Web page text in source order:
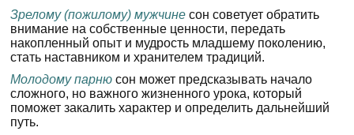
Зрелому (пожилому) мужчине сон советует обратить
внимание на собственные ценности, передать
накопленный опыт и мудрость младшему поколению,
стать наставником и хранителем традиций.
Молодому парню сон может предсказывать начало
сложного, но важного жизненного урока, который
поможет закалить характер и определить дальнейший
путь.